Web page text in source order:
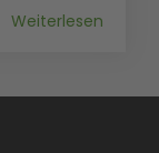
Weiterlesen